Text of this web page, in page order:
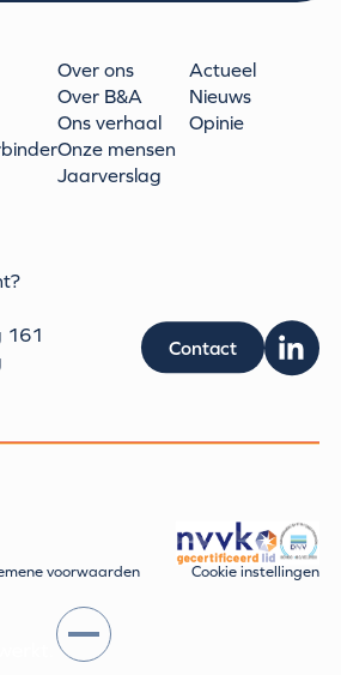
Over ons
Over B&A
Ons verhaal
Onze mensen
Jaarverslag
Actueel
Nieuws
Opinie
161
Contact
voorwaarden Cookie instellingen